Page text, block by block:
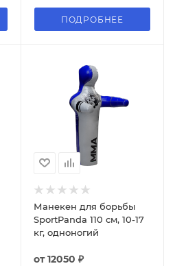
ПОДРОБНЕЕ
Манекен для борьбы
SportPanda 110 см, 10-17
кг, одноногий
от12050 ₽